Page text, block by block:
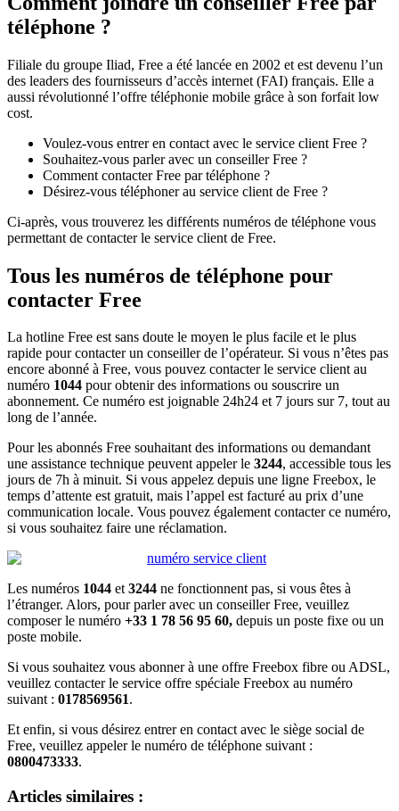
téléphone ?
Filiale du groupe Iliad, Free a été lancée en 2002 et est devenu l’un
des leaders des fournisseurs d’accès internet (FAI) français. Elle a
aussi révolutionné l’offre téléphonie mobile grâce à son forfait low
cost.
Voulez-vous entrer en contact avec le service client Free ?
Souhaitez-vous parler avec un conseiller Free ?
Comment contacter Free par téléphone ?
Désirez-vous téléphoner au service client de Free ?
Ci-après, vous trouverez les différents numéros de téléphone vous
permettant de contacter le service client de Free.
Tous les numéros de téléphone pour
contacter Free
La hotline Free est sans doute le moyen le plus facile et le plus
rapide pour contacter un conseiller de l’opérateur. Si vous n’êtes pas
encore abonné à Free, vous pouvez contacter le service client au
numéro 1044 pour obtenir des informations ou souscrire un
abonnement. Ce numéro est joignable 24h24 et 7 jours sur 7, tout au
long de l’année.
Pour les abonnés Free souhaitant des informations ou demandant
une assistance technique peuvent appeler le 3244, accessible tous les
jours de 7h à minuit. Si vous appelez depuis une ligne Freebox, le
temps d’attente est gratuit, mais l’appel est facturé au prix d’une
communication locale. Vous pouvez également contacter ce numéro,
si vous souhaitez faire une réclamation.
Les numéros 1044 et3244 ne fonctionnent pas, si vous êtes à
l’étranger. Alors, pour parler avec un conseiller Free, veuillez
composer le numéro +33 1 78 56 95 60, depuis un poste fixe ou un
poste mobile.
Si vous souhaitez vous abonner à une offre Freebox fibre ou ADSL,
veuillez contacter le service offre spéciale Freebox au numéro
suivant : 0178569561.
Et enfin, si vous désirez entrer en contact avec le siège social de
Free, veuillez appeler le numéro de téléphone suivant :
0800473333.
Articles similaires :